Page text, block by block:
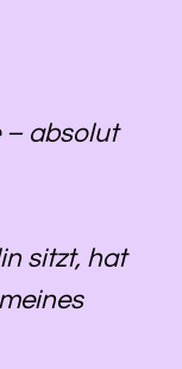
– absolut
sitzt, hat